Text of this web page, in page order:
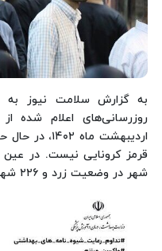
به گزارش سلامت نیوز به
اردیبهشت
شهر در وضعیت زرد و ۲۲۶ شهر نیز در وضعیت آبی قرار دارند.